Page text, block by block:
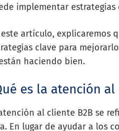
implementar estrategias
este artículo, explicaremos
clave para
haciendo bien.
es la atención al
al cliente B2B se
En lugar de ayudar a los